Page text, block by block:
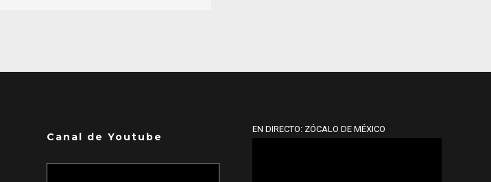
Canal de Youtube
EN DIRECTO: ZÓCALO DE MÉXICO